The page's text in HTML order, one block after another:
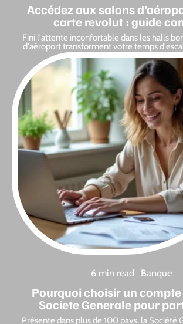
Accédez aux salons
carte revolut : guide
Fini l'attente inconfortable dans les halls
d'aéroport transforment votre temps
6 min read Banque
Pourquoi choisir un
Societe Generale pour
Présente dans plus de 100 pays, la Société